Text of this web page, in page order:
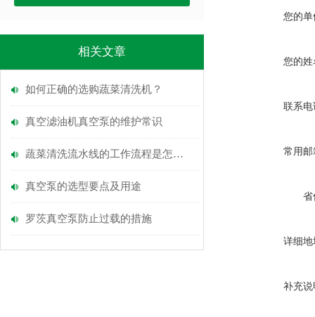
相关文章
如何正确的选购蔬菜清洗机？
真空滤油机真空泵的维护常识
蔬菜清洗流水线的工作流程是怎么的？
真空泵的选型要点及用途
罗茨真空泵防止过载的措施
您的单
您的姓
联系电
常用邮
省
详细地
补充说